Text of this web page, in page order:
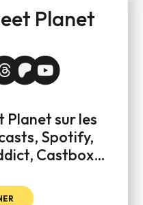
Planet
Planet sur les
Spotify,
Castbox…